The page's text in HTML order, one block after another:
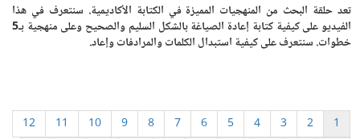
تعد حلقة البحث من المنهجيات المميزة في الكتابة الأكاديمية. سنتعرف في هذا
الفيديو على كيفية كتابة إعادة الصياغة بالشكل السليم والصحيح وعلى منهجية بـ5
خطوات. سنتعرف على كيفية استبدال الكلمات والمرادفات وإعاد.
1
2
3
4
5
6
7
8
9
10
11
12